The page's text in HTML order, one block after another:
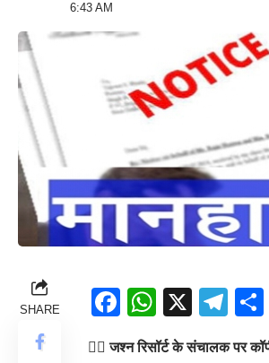
6:43 AM
SHARE Facebook
X
👉🏻 जश्न रिसॉर्ट के संचालक पर